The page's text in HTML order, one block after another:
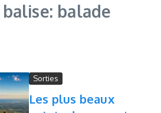
balade
Sorties
Les plus beaux